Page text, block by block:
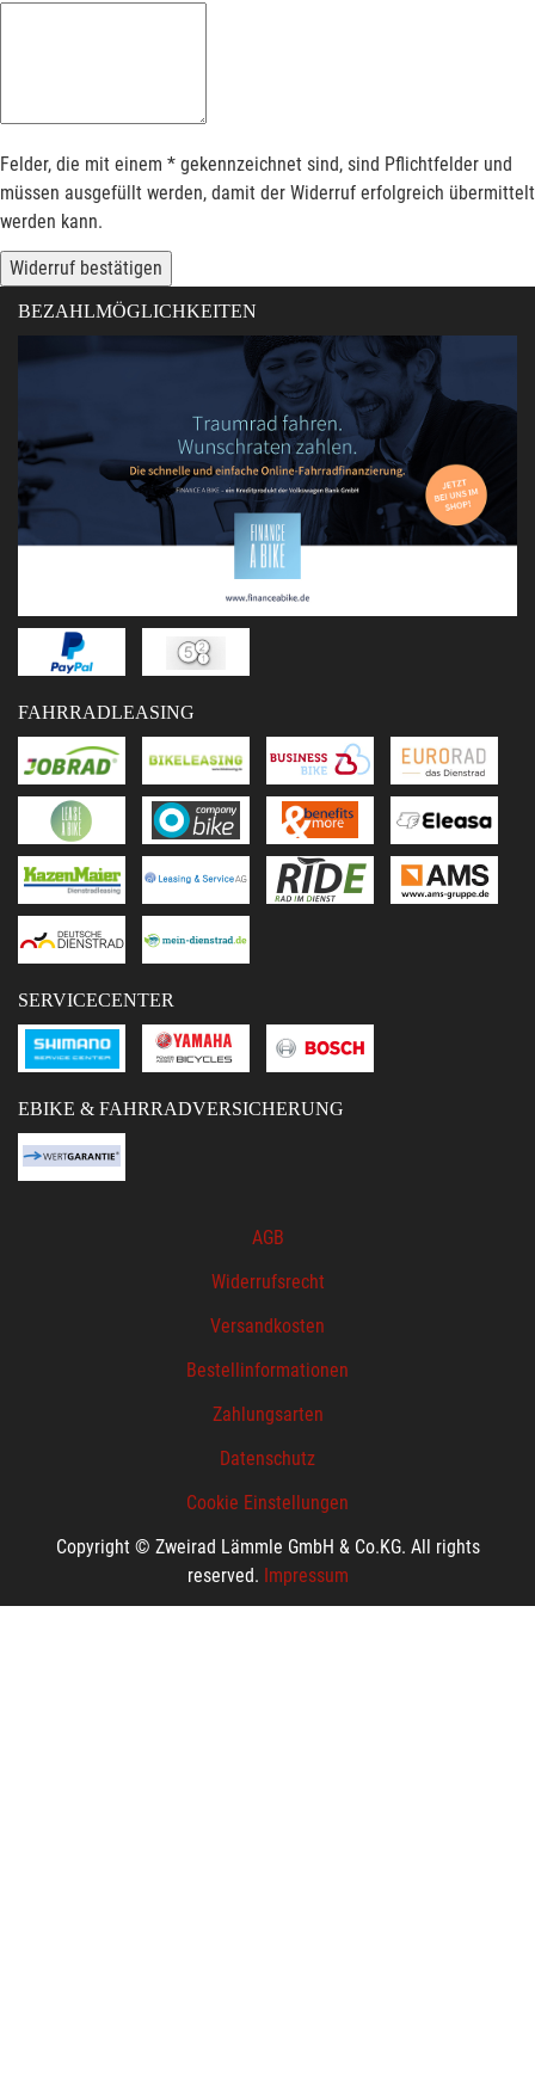
Felder, die mit einem * gekennzeichnet sind, sind Pflichtfelder und
müssen ausgefüllt werden, damit der Widerruf erfolgreich übermittelt
werden kann.
Widerruf bestätigen
BEZAHLMÖGLICHKEITEN
FAHRRADLEASING
SERVICECENTER
EBIKE & FAHRRADVERSICHERUNG
AGB
Widerrufsrecht
Versandkosten
Bestellinformationen
Zahlungsarten
Datenschutz
Cookie Einstellungen
Copyright © Zweirad Lämmle GmbH & Co.KG. All rights
reserved. Impressum